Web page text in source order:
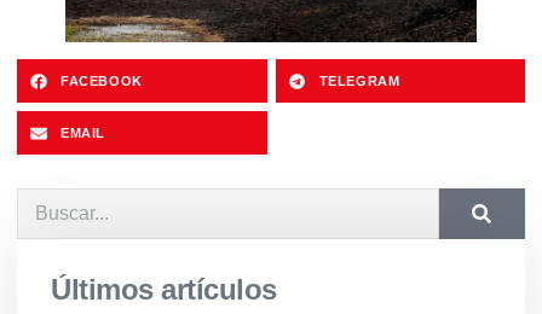
FACEBOOK TELEGRAM
EMAIL
Últimos artículos